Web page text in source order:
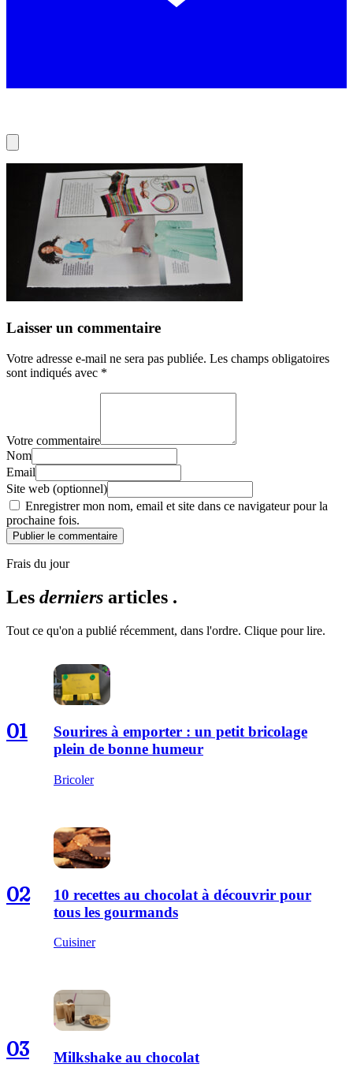
Laisser un commentaire
Votre adresse e-mail ne sera pas publiée. Les champs obligatoires
sont indiqués avec *
Votre commentaire
Nom
Email
Site web (optionnel)
Enregistrer mon nom, email et site dans ce navigateur pour la
prochaine fois.
Publier le commentaire
Frais du jour
Les derniers articles .
Tout ce qu'on a publié récemment, dans l'ordre. Clique pour lire.
01
Sourires à emporter : un petit bricolage
plein de bonne humeur
Bricoler
02
10 recettes au chocolat à découvrir pour
tous les gourmands
Cuisiner
03 Milkshake au chocolat